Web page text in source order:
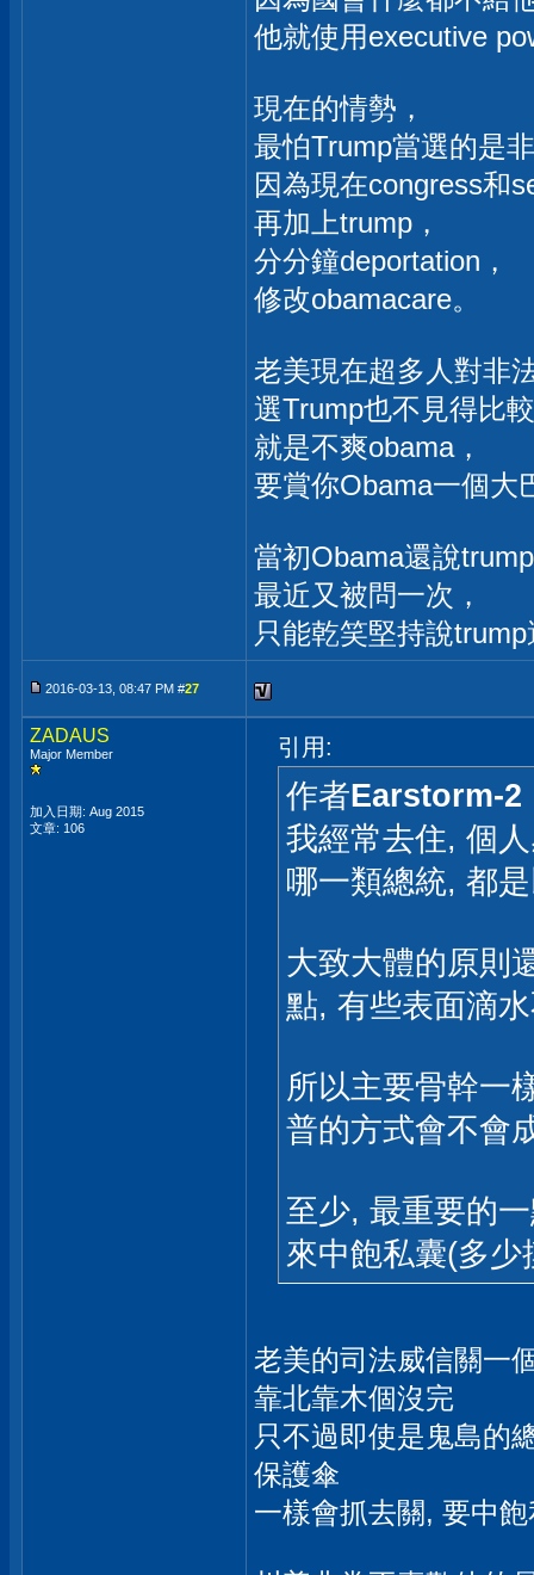
他就使用executive
現在的情勢，
最怕Trump當選的是
因為現在congress和
再加上trump，
分分鐘deportation，
修改obamacare。
老美現在超多人對非
選Trump也不見得比
就是不爽obama，
要賞你Obama一個大
當初Obama還說
最近又被問一次，
只能乾笑堅持說
2016-03-13, 08:47 PM #27
ZADAUS
Major Member
加入日期: Aug 2015
文章: 106
引用:
作者Earstorm-2
我經常去住, 個
哪一類總統, 都
大致大體的原則
點, 有些表面滴
所以主要骨幹一
普的方式會不會
至少, 最重要的
來中飽私囊(多
老美的司法威信關一
靠北靠木個沒完
只不過即使是鬼島的
保護傘
一樣會抓去關, 要中